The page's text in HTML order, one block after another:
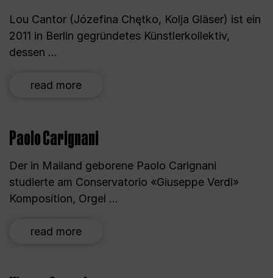
Lou Cantor (Józefina Chętko, Kolja Gläser) ist ein
2011 in Berlin gegründetes Künstlerkollektiv,
dessen ...
read more
Paolo Carignani
Der in Mailand geborene Paolo Carignani
studierte am Conservatorio «Giuseppe Verdi»
Komposition, Orgel ...
read more